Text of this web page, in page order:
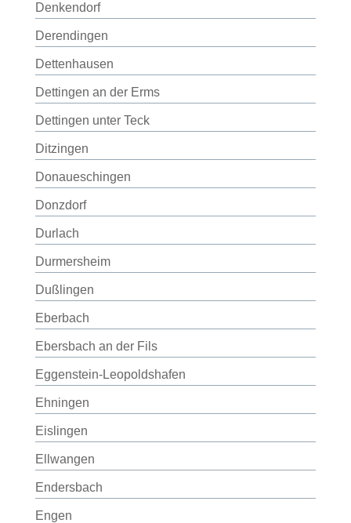
Denkendorf
Derendingen
Dettenhausen
Dettingen an der Erms
Dettingen unter Teck
Ditzingen
Donaueschingen
Donzdorf
Durlach
Durmersheim
Dußlingen
Eberbach
Ebersbach an der Fils
Eggenstein-Leopoldshafen
Ehningen
Eislingen
Ellwangen
Endersbach
Engen